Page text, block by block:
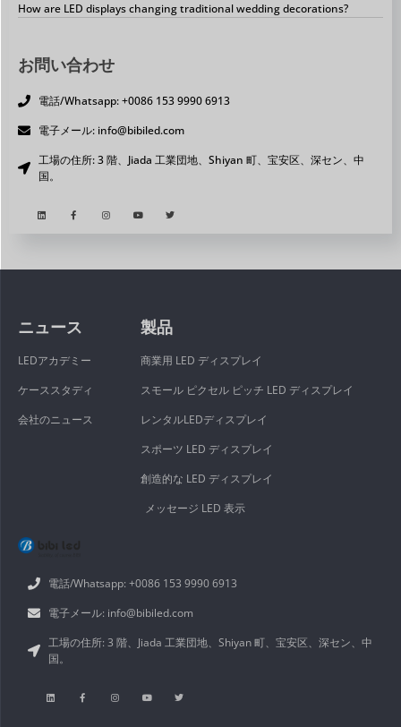
How are LED displays changing traditional wedding decorations?
お問い合わせ
電話/Whatsapp: +0086 153 9990 6913
電子メール: info@bibiled.com
工場の住所: 3 階、Jiada 工業団地、Shiyan 町、宝安区、深セン、中
国。
電話/Whatsapp: +0086 153 9990 6913
電子メール: info@bibiled.com
工場の住所: 3 階、Jiada 工業団地、Shiyan 町、宝安区、深セン、中
国。
製品
商業用 LED ディスプレイ
スモール ピクセル ピッチ LED ディスプレイ
レンタルLEDディスプレイ
スポーツ LED ディスプレイ
創造的な LED ディスプレイ
メッセージ LED 表示
ニュース
LEDアカデミー
ケーススタディ
会社のニュース